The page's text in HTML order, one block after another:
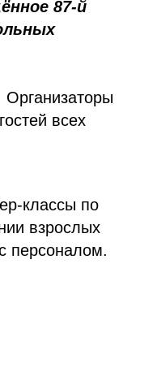
87-й
Организаторы
всех
классы по
взрослых
персоналом.